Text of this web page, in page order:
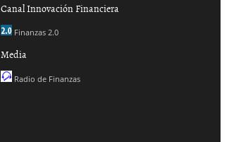
Canal Innovación Financiera
Finanzas 2.0
Media
Radio de Finanzas